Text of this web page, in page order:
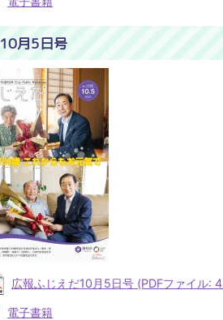
10月5日号
広報ふじえだ10月5日号 (PDFファイル:
電子書籍